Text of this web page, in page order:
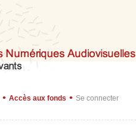
• Accès aux fonds • Se connecter